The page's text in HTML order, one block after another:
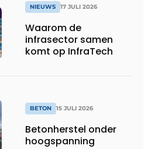
NIEUWS 17 JULI 2026
Waarom de
infrasector samen
komt op InfraTech
BETON 15 JULI 2026
Betonherstel onder
hoogspanning